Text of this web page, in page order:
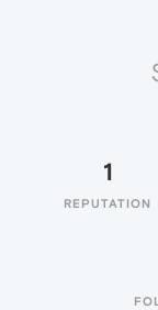
1
REPUTATION